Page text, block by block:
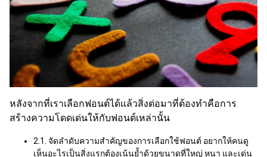
หลังจากที่เราเลือกฟอนต์ได้แล้วสิ่งต่อมาที่ต้องทำคือการ
สร้างความโดดเด่นให้กับฟอนต์เหล่านั้น
2.1. จัดลำดับความสำคัญของการเลือกใช้ฟอนต์ อยากให้คนดู
เห็นอะไรเป็นสิ่งแรกต้องเน้นย้ำด้วยขนาดที่ใหญ่ หนา และเด่น